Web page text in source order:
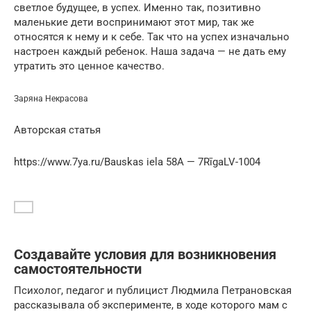
светлое будущее, в успех. Именно так, позитивно
маленькие дети воспринимают этот мир, так же
относятся к нему и к себе. Так что на успех изначально
настроен каждый ребенок. Наша задача — не дать ему
утратить это ценное качество.
Заряна Некрасова
Авторская статья
https://www.7ya.ru/Bauskas iela 58A — 7RīgaLV-1004
Создавайте условия для возникновения
самостоятельности
Психолог, педагог и публицист Людмила Петрановская
рассказывала об эксперименте, в ходе которого мам с